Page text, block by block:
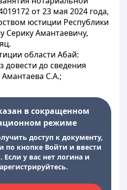
от 23 мая 2024 года,
юстиции Республики
Серику Амантаевичу,
области Абай:
довести до сведения
С.А.;
в сокращенном
режиме
доступ к документу,
по кнопке Войти и ввести
у вас нет логина и